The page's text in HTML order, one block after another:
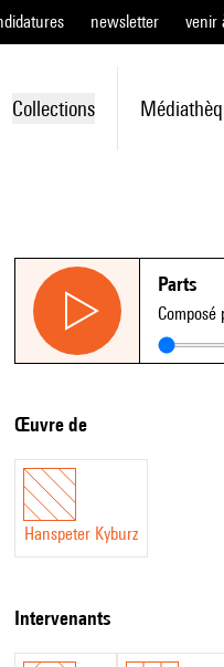
newsletter venir
Collections
Parts
Composé
Œuvre de
Hanspeter Kyburz
intervenants